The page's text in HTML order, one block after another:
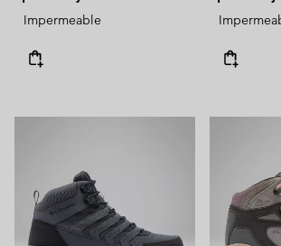
Impermeable